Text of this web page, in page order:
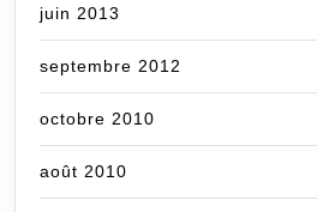
juin 2013
septembre 2012
octobre 2010
août 2010